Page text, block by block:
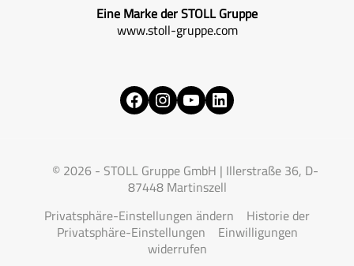
Eine Marke der STOLL Gruppe
www.stoll-gruppe.com
Facebook
Instagram
YouTubeLinkedIn
© 2026 - STOLL Gruppe GmbH | Illerstraße 36, D-
87448 Martinszell
Privatsphäre-Einstellungen ändern Historie der
Privatsphäre-Einstellungen Einwilligungen
widerrufen